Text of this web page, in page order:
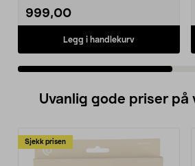
999,00
Legg i handlekurv
Uvanlig gode priser på
Sjekk prisen